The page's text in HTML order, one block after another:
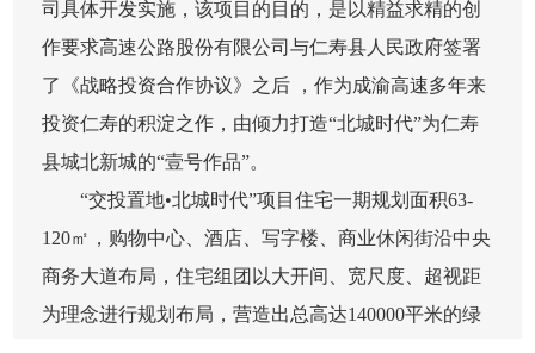
司具体开发实施，该项目的目的，是以精益求精的创
作要求高速公路股份有限公司与仁寿县人民政府签署
了《战略投资合作协议》之后 ，作为成渝高速多年来
投资仁寿的积淀之作，由倾力打造“北城时代”为仁寿
县城北新城的“壹号作品”。
“交投置地•北城时代”项目住宅一期规划面积63-
120㎡，购物中心、酒店、写字楼、商业休闲街沿中央
商务大道布局，住宅组团以大开间、宽尺度、超视距
为理念进行规划布局，营造出总高达140000平米的绿